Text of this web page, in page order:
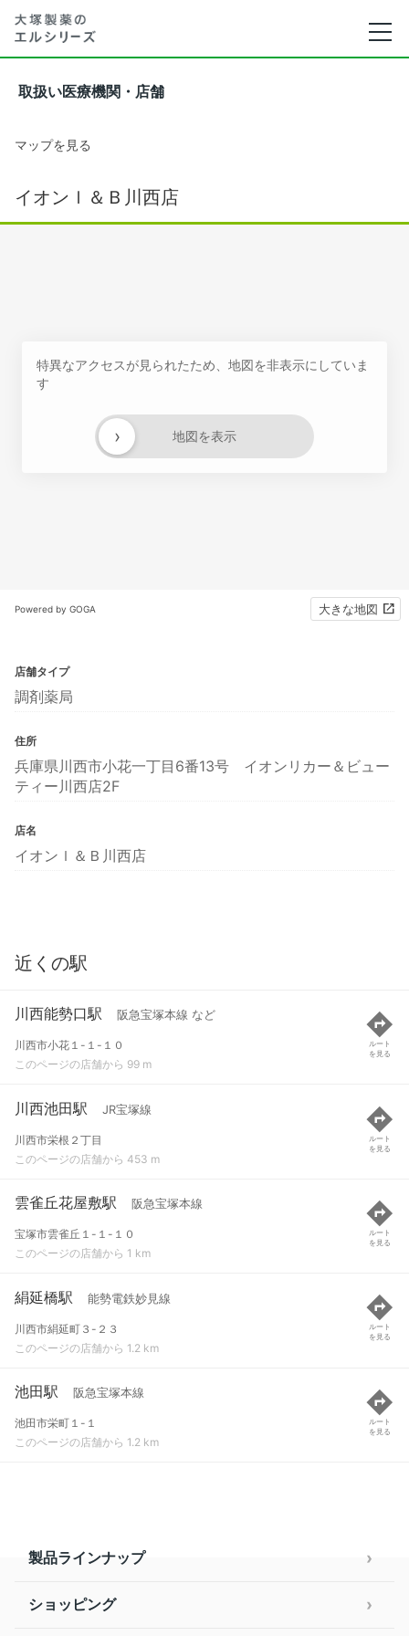
取扱い医療機関・店舗
マップを見る
イオンｌ＆Ｂ川西店
特異なアクセスが見られたため、地図を非表示にしていま
す
地図を表示
›
Powered by GOGA 大きな地図
店舗タイプ
調剤薬局
住所
兵庫県川西市小花一丁目6番13号 イオンリカー＆ビュー
ティー川西店2F
店名
イオンｌ＆Ｂ川西店
近くの駅
川西能勢口駅 阪急宝塚本線 など
川西市小花１-１-１０
このページの店舗から 99 m
ルート
を見る
川西池田駅 JR宝塚線
川西市栄根２丁目
このページの店舗から 453 m
ルート
を見る
雲雀丘花屋敷駅 阪急宝塚本線
宝塚市雲雀丘１-１-１０
このページの店舗から 1 km
ルート
を見る
絹延橋駅 能勢電鉄妙見線
川西市絹延町３-２３
このページの店舗から 1.2 km
ルート
を見る
池田駅 阪急宝塚本線
池田市栄町１-１
このページの店舗から 1.2 km
ルート
を見る
製品ラインナップ
ショッピング